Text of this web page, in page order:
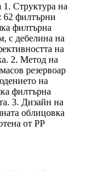
1. Структура на
62 филтърни
филтърна
с дебелина на
на
2. Метод на
резервоар
на
филтърна
3. Дизайн на
облицовка
от PP